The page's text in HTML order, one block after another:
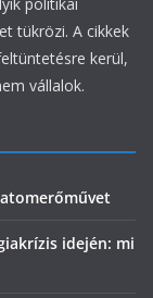
tükrözi. A cikkek
kerül,
vállalok.
idején: mi